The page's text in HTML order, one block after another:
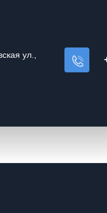
ул.,